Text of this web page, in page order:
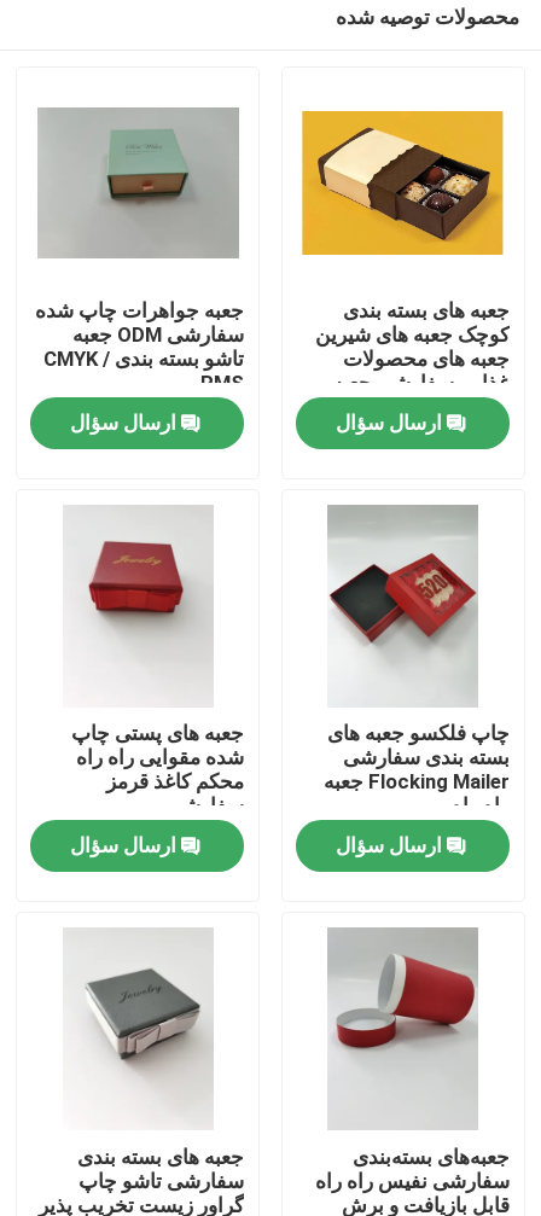
محصولات
کارخانه تور
کنترل کیفیت
درخواست نقل قول
جعبه بسته بندی چاپ شده
جعبه های بسته بندی خرده فروشی
جعبه های بسته بندی سفارشی
محصولات توصیه شده
جعبه های بسته بندی
کوچک جعبه های شیرین
جعبه های محصولات
غذایی سفارشی جعبه
های بسته بندی لات جعبه
های کارتونیارسال سؤال
جعبه جواهرات چاپ شده
سفارشی ODM جعبه
تاشو بسته بندی CMYK /
PMS
ارسال سؤال
چاپ فلکسو جعبه های
بسته بندی سفارشی
Flocking Mailer جعبه
راه راه
ارسال سؤال
جعبه های پستی چاپ
شده مقوایی راه راه
محکم کاغذ قرمز
سفارشی
ارسال سؤال
جعبه‌های بسته‌بندی
سفارشی نفیس راه راه
قابل بازیافت و برش
جعبه های بسته بندی
سفارشی تاشو چاپ
گراور زیست تخریب پذیر